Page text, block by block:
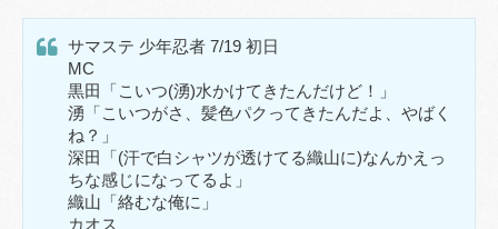
サマステ 少年忍者 7/19 初日
MC
黒田「こいつ(湧)水かけてきたんだけど！」
湧「こいつがさ、髪色パクってきたんだよ、やばく
ね？」
深田「(汗で白シャツが透けてる織山に)なんかえっ
ちな感じになってるよ」
織山「絡むな俺に」
カオス